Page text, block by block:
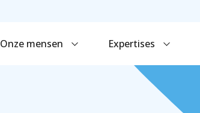
Onze mensen Expertises